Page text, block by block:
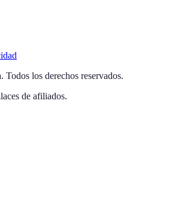
. Todos los derechos reservados.
de afiliados.